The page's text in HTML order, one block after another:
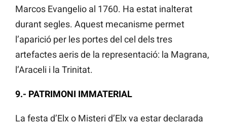
Marcos Evangelio al 1760. Ha estat inalterat
durant segles. Aquest mecanisme permet
l’aparició per les portes del cel dels tres
artefactes aeris de la representació: la Magrana,
l’Araceli i la Trinitat.
9.- PATRIMONI IMMATERIAL
La festa d’Elx o Misteri d’Elx va estar declarada